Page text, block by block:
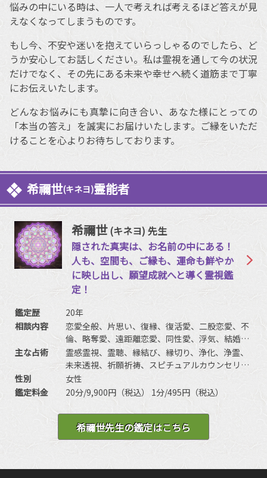
悩みの中にいる時は、一人で考えれば考えるほど答えが見
えなくなってしまうものです。
もし今、不安や迷いを抱えていらっしゃるのでしたら、ど
うか安心してお話しください。私は霊視を通して今の状況
だけでなく、その先にある未来や幸せへ続く道筋まで丁寧
にお伝えいたします。
どんなお悩みにも真摯に向き合い、あなた様にとっての
「本当の答え」を誠実にお届けいたします。ご縁をいただ
けることを心よりお待ちしております。
希禰世(キネヨ)霊能者
希禰世(キネヨ) 先生
隠された真実は、お名前の中にある！
人も、空間も、ご縁も、運命も鮮やか
に映し出し、願望成就へと導く霊視鑑
定！
鑑定歴
20年
相談内容
恋愛全般、片思い、復縁、復活愛、二股恋愛、不
倫、略奪愛、遠距離恋愛、同性愛、浮気、結婚、
離婚、夫婦問題、家庭/家族問題、親子、育児、教
育、介護、引っ越し、仕事全般、適職、経営、進
路、人間関係、相性、ママ友、相手の気持ち、人
生相談、開運、運勢、健康、金銭、動物、失せ
物、故人、心霊相談
主な占術
霊感霊視、霊聴、縁結び、縁切り、浄化、浄霊、
未来透視、祈願祈祷、スピチュアルカウンセリン
グ、波動修正、思念伝達、引き寄せ、チャクラ、
チャネリング、ヒーリング、オーラ、自動書記、
前世/過去世、守護霊対話、霊障除去、先祖供養、
過去世供養、死者との対話、高次との交信、アニ
マルコミュニケーション、呪術、魂入/魂抜、特殊
占術、命名/改名、特殊念波、霊符
性別
女性
鑑定料金
20分/9,900円（税込） 1分/495円（税込）
希禰世先生の鑑定はこちら